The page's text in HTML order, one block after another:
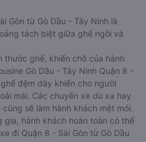
Gòn từ Gò Dầu - Tây Ninh là
tách biệt giữa ghế ngồi và
thước ghế, khiến chỗ của hành
Gò Dầu - Tây Ninh Quận 8 -
đệm dày khiến cho người
mái. Các chuyến xe dù xa hay
sẽ làm hành khách mệt mỏi.
hành khách hoàn toàn có thể
đi Quận 8 - Sài Gòn từ Gò Dầu